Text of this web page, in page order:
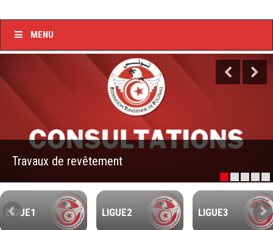
Ligue I – 2019/2020
Feuilles de match 2018/2019
Feuille de match 2017/2018
–Ligue I–
–Ligue II–
Feuille de match 2016/2017
-Ligue I-
-Ligue II-
MENU
Travaux de revêtement
LIGUE1 LIGUE2 LIGUE3